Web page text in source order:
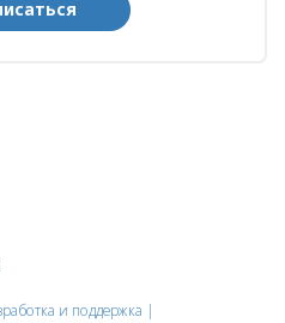
и поддержка |